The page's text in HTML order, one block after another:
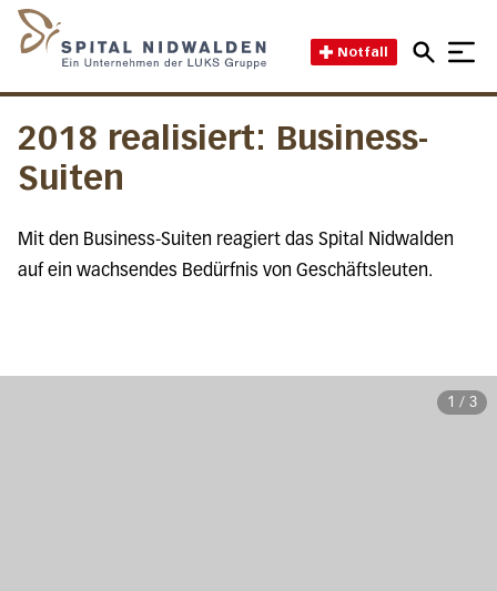
Notfall
2018 realisiert: Business-
Suiten
Mit den Business-Suiten reagiert das Spital Nidwalden
auf ein wachsendes Bedürfnis von Geschäftsleuten.
1 / 3